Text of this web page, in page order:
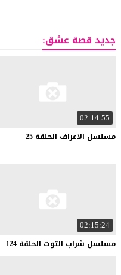
جديد قصة عشق:
02:14:55
مسلسل الاعراف الحلقة 25
02:15:24
مسلسل شراب التوت الحلقة 124